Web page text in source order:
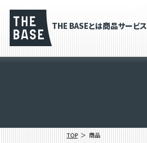
THE BASEとは商品サービス
TOP 商品